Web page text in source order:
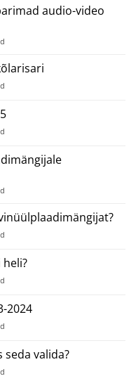
audio-video
2024
valida?